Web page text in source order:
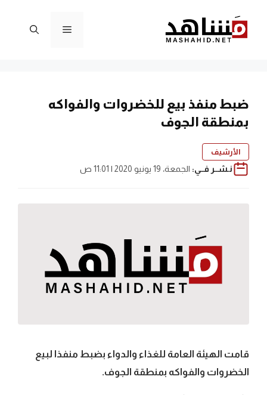
المحتوى
القائمة
ضبط منفذ بيع للخضروات والفواكه
بمنطقة الجوف
الأرشيف
نـشــر فــي: الجمعة، 19 يونيو 2020 | 11:01 ص
قامت الهيئة العامة للغذاء والدواء بضبط منفذا لبيع
الخضروات والفواكه بمنطقة الجوف.